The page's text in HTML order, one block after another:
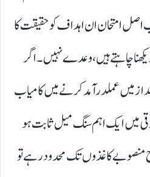
امتحان ان اہداف کو حقیقت کا
چاہتے ہیں، وعدے نہیں۔ اگر
میں عملدرآمد کرنے میں کامیاب
میں ایک اہم سنگ میل ثابت ہو
منصوبے کاغذوں تک محدود رہے تو